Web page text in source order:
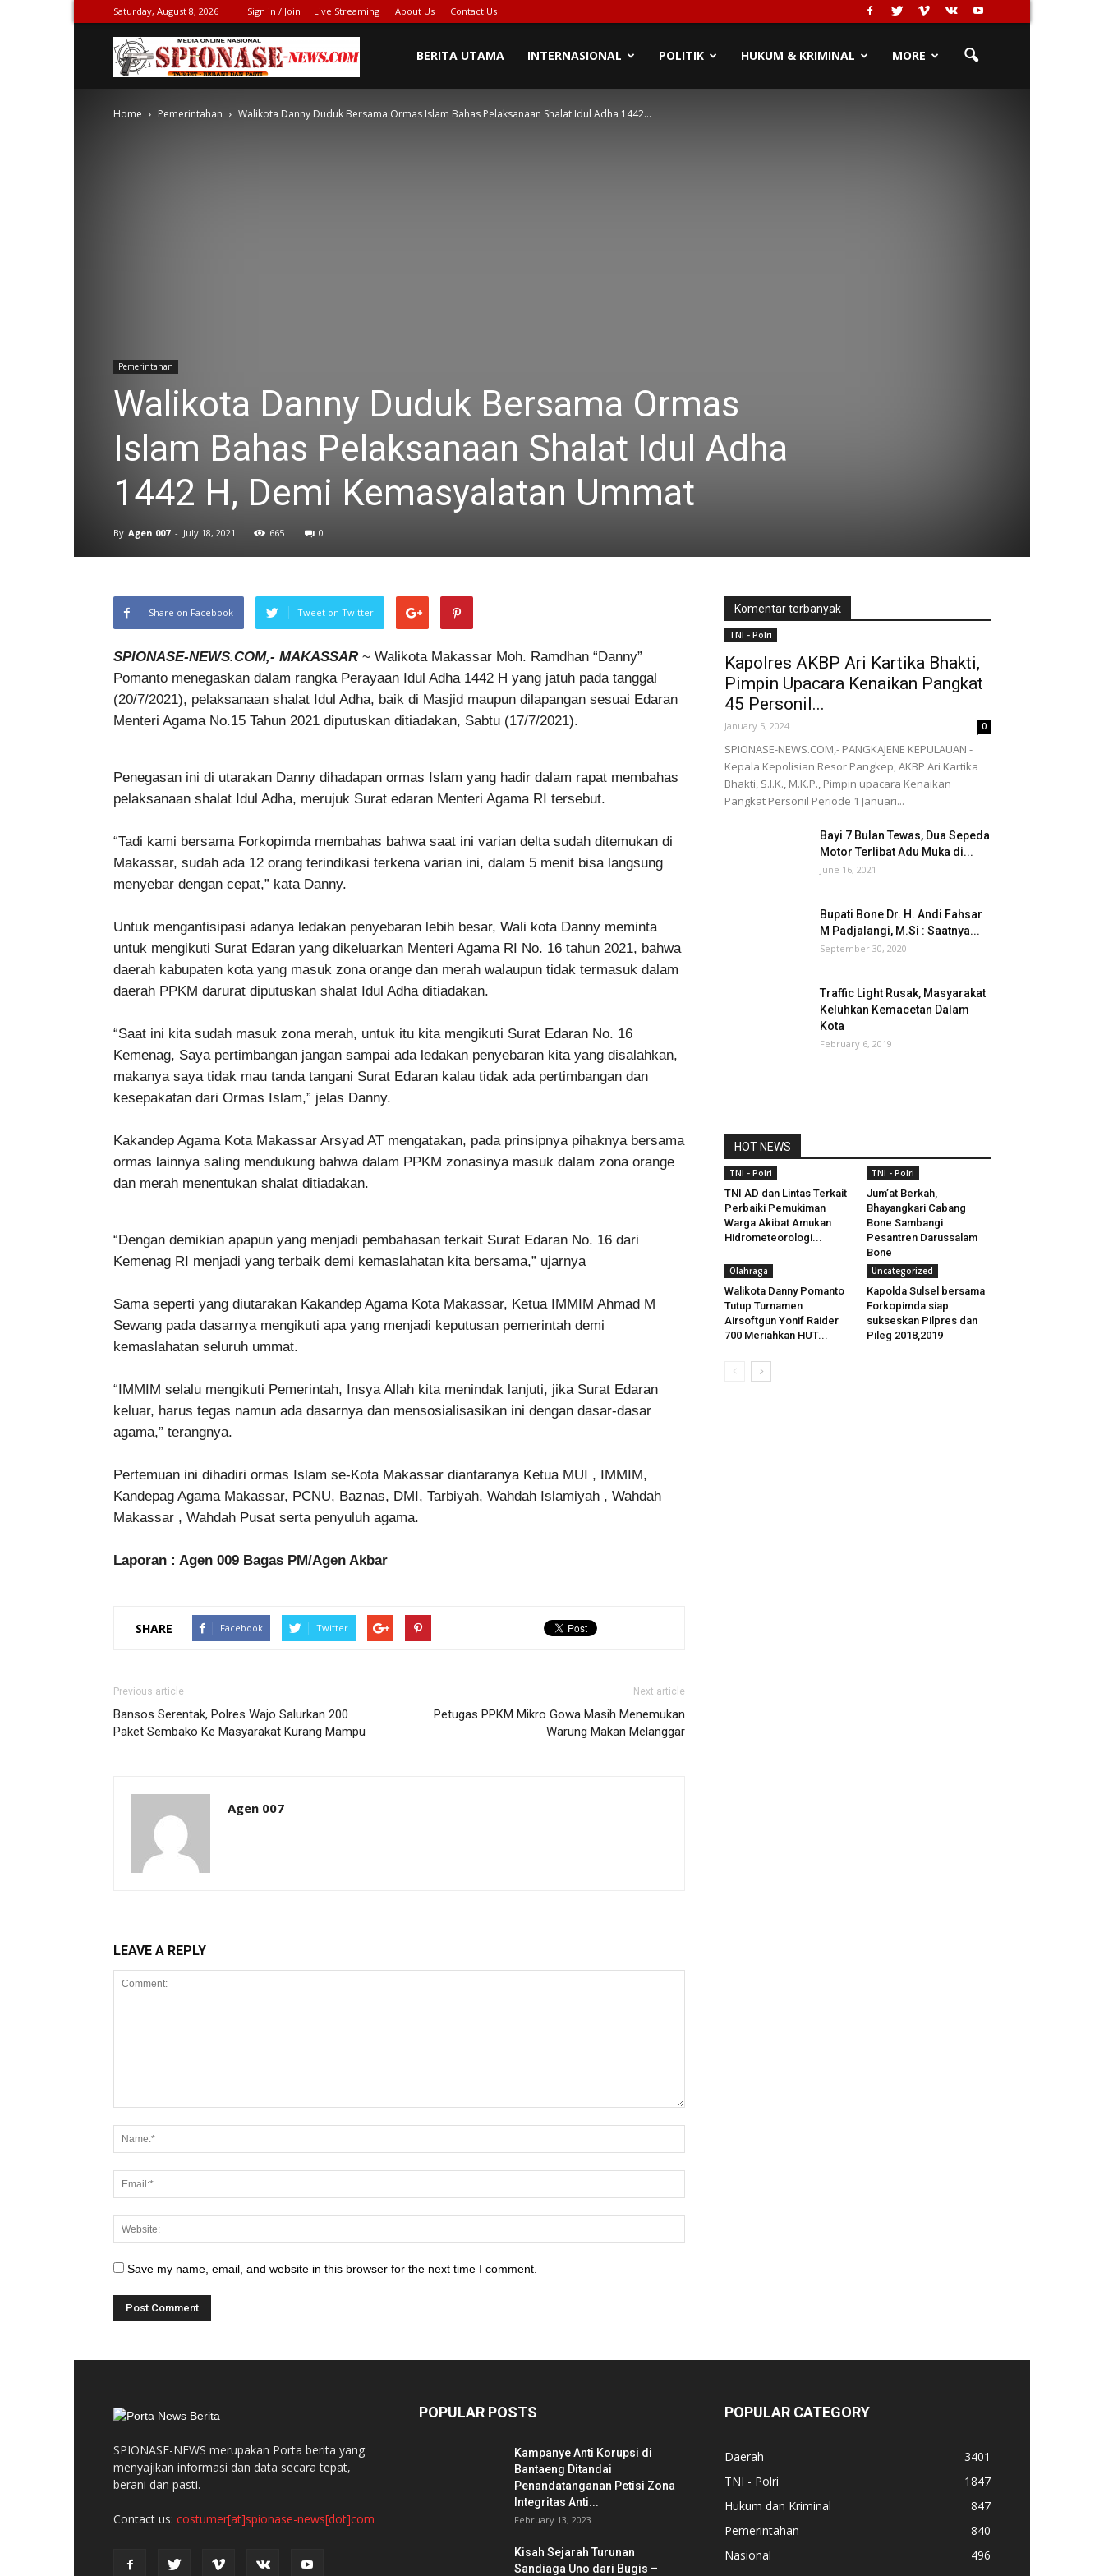
Saturday, August 8, 2026 Sign in / Join Live Streaming About Us Contact Us
SPIONASE-
NEWS[DOT]COM
BERITA UTAMA INTERNASIONAL POLITIK HUKUM & KRIMINAL MORE
Home Pemerintahan Walikota Danny Duduk Bersama Ormas Islam Bahas Pelaksanaan Shalat Idul Adha 1442...
Pemerintahan
Walikota Danny Duduk Bersama Ormas
Islam Bahas Pelaksanaan Shalat Idul Adha
1442 H, Demi Kemasyalatan Ummat
By Agen 007 - July 18, 2021 665 0
Share on Facebook Tweet on Twitter
SPIONASE-NEWS.COM,- MAKASSAR ~ Walikota Makassar Moh. Ramdhan “Danny”
Pomanto menegaskan dalam rangka Perayaan Idul Adha 1442 H yang jatuh pada tanggal
(20/7/2021), pelaksanaan shalat Idul Adha, baik di Masjid maupun dilapangan sesuai Edaran
Menteri Agama No.15 Tahun 2021 diputuskan ditiadakan, Sabtu (17/7/2021).
Penegasan ini di utarakan Danny dihadapan ormas Islam yang hadir dalam rapat membahas
pelaksanaan shalat Idul Adha, merujuk Surat edaran Menteri Agama RI tersebut.
“Tadi kami bersama Forkopimda membahas bahwa saat ini varian delta sudah ditemukan di
Makassar, sudah ada 12 orang terindikasi terkena varian ini, dalam 5 menit bisa langsung
menyebar dengan cepat,” kata Danny.
Untuk mengantisipasi adanya ledakan penyebaran lebih besar, Wali kota Danny meminta
untuk mengikuti Surat Edaran yang dikeluarkan Menteri Agama RI No. 16 tahun 2021, bahwa
daerah kabupaten kota yang masuk zona orange dan merah walaupun tidak termasuk dalam
daerah PPKM darurat diputuskan shalat Idul Adha ditiadakan.
“Saat ini kita sudah masuk zona merah, untuk itu kita mengikuti Surat Edaran No. 16
Kemenag, Saya pertimbangan jangan sampai ada ledakan penyebaran kita yang disalahkan,
makanya saya tidak mau tanda tangani Surat Edaran kalau tidak ada pertimbangan dan
kesepakatan dari Ormas Islam,” jelas Danny.
Kakandep Agama Kota Makassar Arsyad AT mengatakan, pada prinsipnya pihaknya bersama
ormas lainnya saling mendukung bahwa dalam PPKM zonasinya masuk dalam zona orange
dan merah menentukan shalat ditiadakan.
“Dengan demikian apapun yang menjadi pembahasan terkait Surat Edaran No. 16 dari
Kemenag RI menjadi yang terbaik demi kemaslahatan kita bersama,” ujarnya
Sama seperti yang diutarakan Kakandep Agama Kota Makassar, Ketua IMMIM Ahmad M
Sewang pada dasarnya mengikuti apa yang menjadi keputusan pemerintah demi
kemaslahatan seluruh ummat.
“IMMIM selalu mengikuti Pemerintah, Insya Allah kita menindak lanjuti, jika Surat Edaran
keluar, harus tegas namun ada dasarnya dan mensosialisasikan ini dengan dasar-dasar
agama,” terangnya.
Pertemuan ini dihadiri ormas Islam se-Kota Makassar diantaranya Ketua MUI , IMMIM,
Kandepag Agama Makassar, PCNU, Baznas, DMI, Tarbiyah, Wahdah Islamiyah , Wahdah
Makassar , Wahdah Pusat serta penyuluh agama.
Laporan : Agen 009 Bagas PM/Agen Akbar
SHARE Facebook Twitter
Previous article
Bansos Serentak, Polres Wajo Salurkan 200
Paket Sembako Ke Masyarakat Kurang Mampu
Next article
Petugas PPKM Mikro Gowa Masih Menemukan
Warung Makan Melanggar
Agen 007
LEAVE A REPLY
Save my name, email, and website in this browser for the next time I comment.
Komentar terbanyak
TNI - Polri
Kapolres AKBP Ari Kartika Bhakti,
Pimpin Upacara Kenaikan Pangkat
45 Personil...
January 5, 2024 0
SPIONASE-NEWS.COM,- PANGKAJENE KEPULAUAN -
Kepala Kepolisian Resor Pangkep, AKBP Ari Kartika
Bhakti, S.I.K., M.K.P., Pimpin upacara Kenaikan
Pangkat Personil Periode 1 Januari...
Bayi 7 Bulan Tewas, Dua Sepeda
Motor Terlibat Adu Muka di...
June 16, 2021
Bupati Bone Dr. H. Andi Fahsar
M Padjalangi, M.Si : Saatnya...
September 30, 2020
Traffic Light Rusak, Masyarakat
Keluhkan Kemacetan Dalam
Kota
February 6, 2019
HOT NEWS
TNI - Polri
TNI AD dan Lintas Terkait
Perbaiki Pemukiman
Warga Akibat Amukan
Hidrometeorologi...
TNI - Polri
Jum’at Berkah,
Bhayangkari Cabang
Bone Sambangi
Pesantren Darussalam
Bone
Olahraga
Walikota Danny Pomanto
Tutup Turnamen
Airsoftgun Yonif Raider
700 Meriahkan HUT...
Uncategorized
Kapolda Sulsel bersama
Forkopimda siap
sukseskan Pilpres dan
Pileg 2018,2019
SPIONASE-NEWS merupakan Porta berita yang
menyajikan informasi dan data secara tepat,
berani dan pasti.
Contact us: costumer[at]spionase-news[dot]com
POPULAR POSTS
Kampanye Anti Korupsi di
Bantaeng Ditandai
Penandatanganan Petisi Zona
Integritas Anti...
February 13, 2023
Kisah Sejarah Turunan
Sandiaga Uno dari Bugis –
POPULAR CATEGORY
Daerah
3401
TNI - Polri
1847
Hukum dan Kriminal
847
Pemerintahan
840
Nasional
496